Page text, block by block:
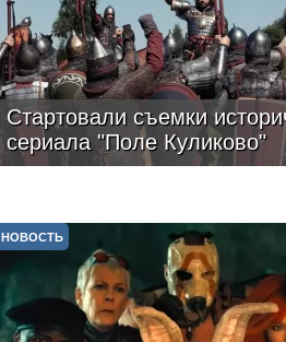
Стартовали съемки
сериала "Поле Куликово"
НОВОСТЬ